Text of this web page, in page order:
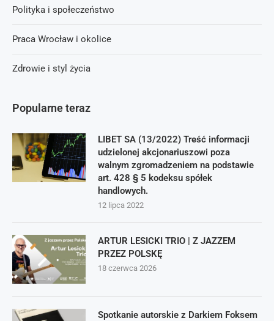
Popularne teraz
LIBET SA (13/2022) Treść informacji
udzielonej akcjonariuszowi poza
walnym zgromadzeniem na podstawie
art. 428 § 5 kodeksu spółek
handlowych.
12 lipca 2022
ARTUR LESICKI TRIO | Z JAZZEM
PRZEZ POLSKĘ
18 czerwca 2026
Spotkanie autorskie z Darkiem Foksem
Polityka i społeczeństwo
Praca Wrocław i okolice
Zdrowie i styl życia